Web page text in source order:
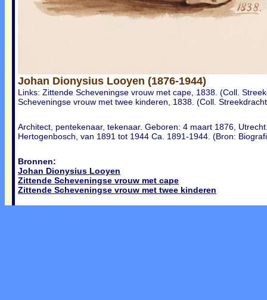
Johan Dionysius Looyen (1876-1944)
Links: Zittende Scheveningse vrouw met cape, 1838. (Coll.
Scheveningse vrouw met twee kinderen, 1838. (Coll.
Architect, pentekenaar, tekenaar. Geboren: 4 maart 1876,
Hertogenbosch, van 1891 tot 1944 Ca. 1891-1944. (Bron:
Bronnen:
Johan Dionysius Looyen
Zittende Scheveningse vrouw met cape
Zittende Scheveningse vrouw met twee kinderen